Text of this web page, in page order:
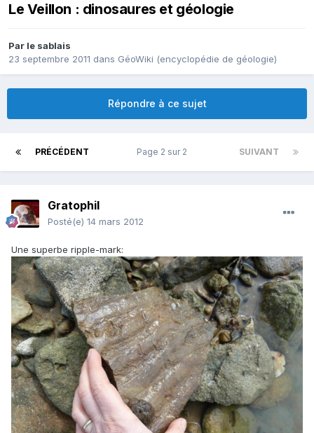
Le Veillon : dinosaures et géologie
Par le sablais
23 septembre 2011 dans GéoWiki (encyclopédie de géologie)
Répondre à ce sujet
PRÉCÉDENT SUIVANT
Page 2 sur 2
Gratophil
Posté(e) 14 mars 2012
Une superbe ripple-mark: